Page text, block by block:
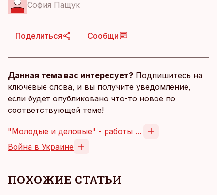
София Пащук
Поделиться Сообщи
Данная тема вас интересует? Подпишитесь на
ключевые слова, и вы получите уведомление,
если будет опубликовано что-то новое по
соответствующей теме!
"Молодые и деловые" - работы студентов Летней школы журналистики
Война в Украине
ПОХОЖИЕ СТАТЬИ